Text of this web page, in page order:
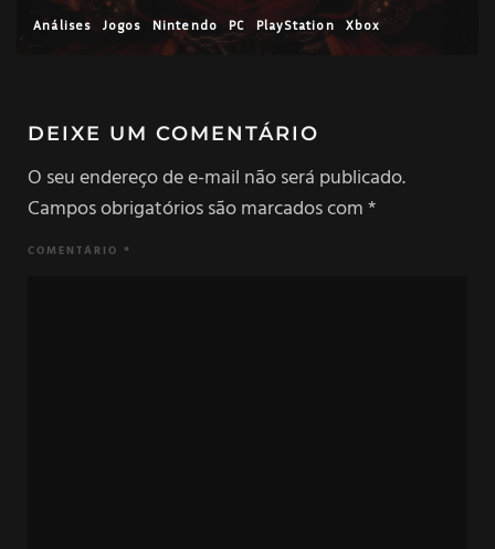
Análises Jogos Nintendo PC PlayStation Xbox
DEIXE UM COMENTÁRIO
O seu endereço de e-mail não será publicado.
Campos obrigatórios são marcados com*
COMENTÁRIO *